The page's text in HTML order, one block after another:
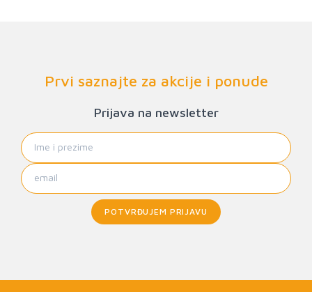
Prvi saznajte za akcije i ponude
Prijava na newsletter
POTVRĐUJEM PRIJAVU